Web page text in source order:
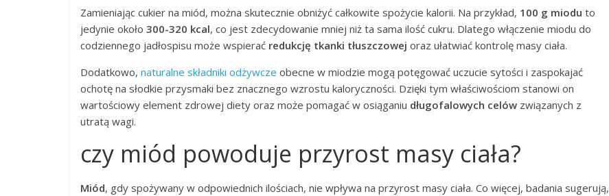
Zamieniając cukier na miód, można skutecznie obniżyć całkowite spożycie kalorii. Na przykład, 100 g miodu to
jedynie około 300-320 kcal, co jest zdecydowanie mniej niż ta sama ilość cukru. Dlatego włączenie miodu do
codziennego jadłospisu może wspierać redukcję tkanki tłuszczowej oraz ułatwiać kontrolę masy ciała.
Dodatkowo, naturalne składniki odżywcze obecne w miodzie mogą potęgować uczucie sytości i zaspokajać
ochotę na słodkie przysmaki bez znacznego wzrostu kaloryczności. Dzięki tym właściwościom stanowi on
wartościowy element zdrowej diety oraz może pomagać w osiąganiu długofalowych celów związanych z
utratą wagi.
czy miód powoduje przyrost masy ciała?
Miód, gdy spożywany w odpowiednich ilościach, nie wpływa na przyrost masy ciała. Co więcej, badania sugerują,